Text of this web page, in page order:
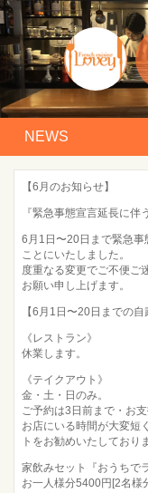
NEWS
【6月のお知らせ】
『緊急事態宣言延長に伴
6月1日〜20日まで緊急事
ことにいたしました。
度重なる変更でご不便ご
お願い申し上げます。
【6月1日〜20日までの自
《レストラン》
休業します。
《テイクアウト》
金・土・日のみ。
ご予約は3日前まで・お
お店にいる時間が大変短
トをお勧めいたしており
家飲みセット『おうちで
お一人様分5400円[2名様